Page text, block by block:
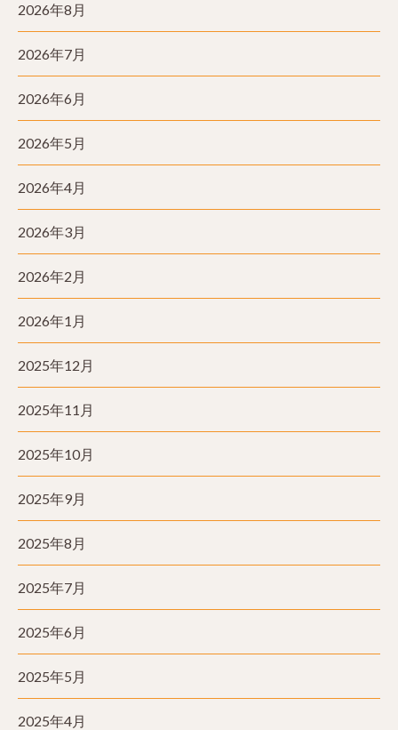
2026年8月
2026年7月
2026年6月
2026年5月
2026年4月
2026年3月
2026年2月
2026年1月
2025年12月
2025年11月
2025年10月
2025年9月
2025年8月
2025年7月
2025年6月
2025年5月
2025年4月